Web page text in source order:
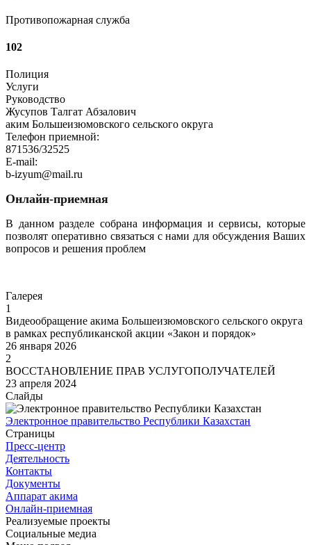
Противопожарная служба
102
Полиция
Услуги
Руководство
Жусупов Талгат Абзалович
аким Большеизюмовского сельского округа
Телефон приемной:
871536/32525
E-mail:
b-izyum@mail.ru
Онлайн-приемная
В данном разделе собрана информация и сервисы, которые
позволят оперативно связаться с нами для обсуждения Ваших
вопросов и решения проблем
Галерея
1
Видеообращение акима Большеизюмовского сельского округа
в рамках республиканской акции «Закон и порядок»
26 января 2026
2
ВОССТАНОВЛЕНИЕ ПРАВ УСЛУГОПОЛУЧАТЕЛЕЙ
23 апреля 2024
Слайды
Электронное правительство Республики Казахстан
Страницы
Пресс-центр
Деятельность
Контакты
Документы
Аппарат акима
Онлайн-приемная
Реализуемые проекты
Социальные медиа